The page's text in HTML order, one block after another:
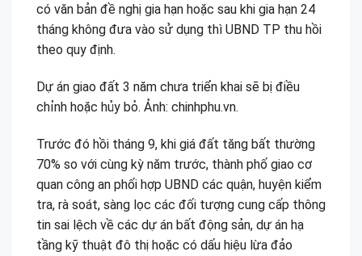
có văn bản đề nghị gia hạn hoặc sau khi gia hạn 24
tháng không đưa vào sử dụng thì UBND TP thu hồi
theo quy định.
Dự án giao đất 3 năm chưa triển khai sẽ bị điều
chỉnh hoặc hủy bỏ. Ảnh: chinhphu.vn.
Trước đó hồi tháng 9, khi giá đất tăng bất thường
70% so với cùng kỳ năm trước, thành phố giao cơ
quan công an phối hợp UBND các quận, huyện kiểm
tra, rà soát, sàng lọc các đối tượng cung cấp thông
tin sai lệch về các dự án bất động sản, dự án hạ
tầng kỹ thuật đô thị hoặc có dấu hiệu lừa đảo